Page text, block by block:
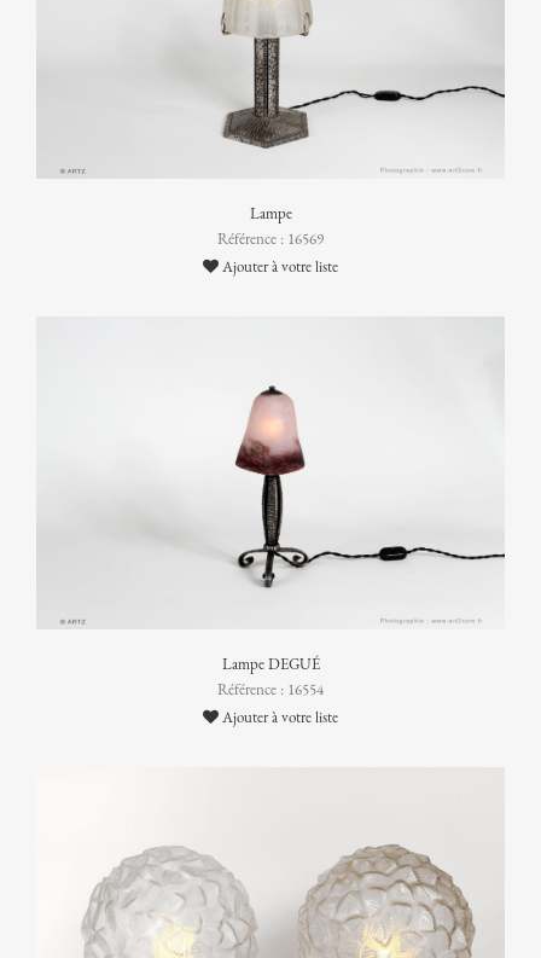
Lampe
Référence : 16569
Ajouter à votre liste
Lampe DEGUÉ
Référence : 16554
Ajouter à votre liste